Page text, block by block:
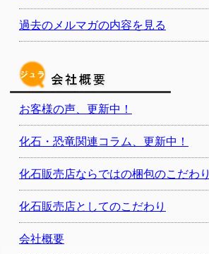
過去のメルマガの内容を見る
お客様の声、更新中！
化石・恐竜関連コラム、更新中！
化石販売店ならではの梱包のこだわり
化石販売店としてのこだわり
会社概要